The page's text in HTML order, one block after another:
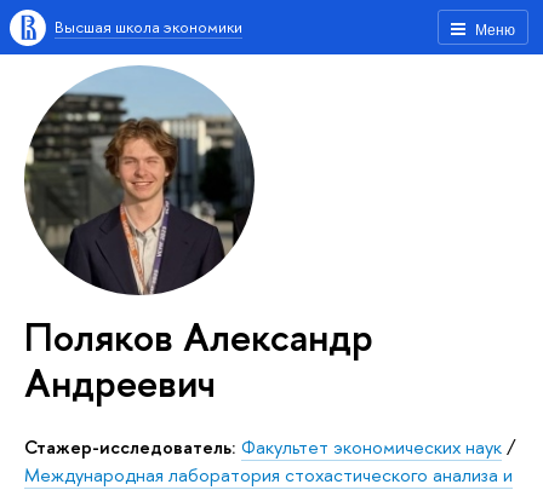
Меню
Высшая школа экономики
Поляков Александр
Андреевич
Стажер-исследователь: Факультет экономических наук/
Международная лаборатория стохастического анализа и